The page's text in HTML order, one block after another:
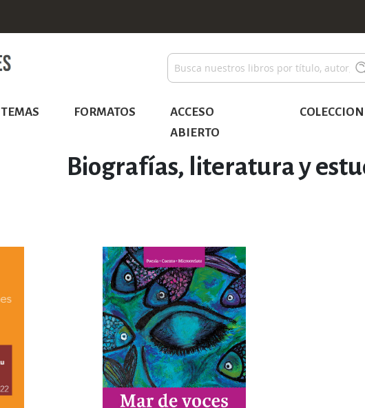
Buscar
TEMAS FORMATOS
ACCESO
ABIERTO
Biografías, literatura y